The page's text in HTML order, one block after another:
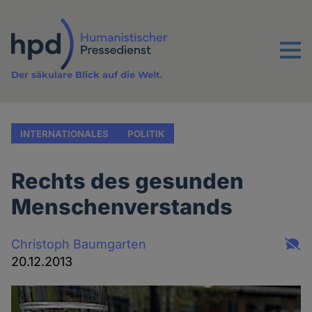
Inhalt
Menu
Der säkulare Blick auf die Welt.
INTERNATIONALES POLITIK
Rechts des gesunden
Menschenverstands
Christoph Baumgarten
20.12.2013